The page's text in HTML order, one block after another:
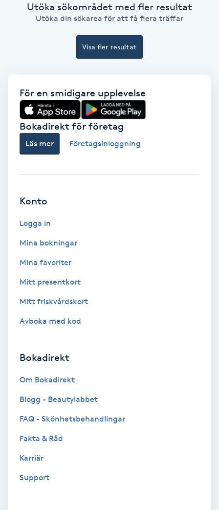
Klippning
Koppningsmassage
Kosmetisk tatuering
Kostrådgivning
Kroppspeeling
Käkledsbehandling
Lashlift Keratin
Liktornar
LPG
LPG-massage
Luggklippning
Utöka sökområdet med fler resultat
Utöka din sökarea för att få flera träffar
Visa fler resultat
För en smidigare upplevelse
Bokadirekt för företag
Läs mer Företagsinloggning
Konto
Logga in
Mina bokningar
Mina favoriter
Mitt presentkort
Mitt friskvårdskort
Avboka med kod
Bokadirekt
Om Bokadirekt
Blogg - Beautylabbet
FAQ - Skönhetsbehandlingar
Fakta & Råd
Karriär
Support